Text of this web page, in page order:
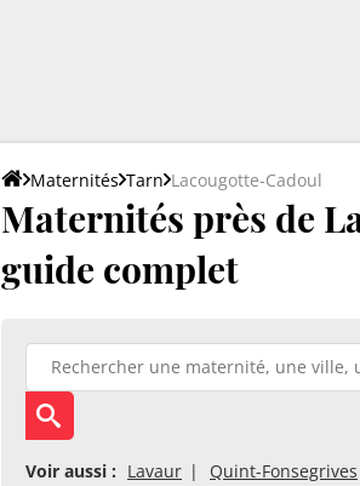
Maternités Tarn Lacougotte-Cadoul
Maternités près de
guide complet
Voir aussi : Lavaur Quint-Fonsegrives